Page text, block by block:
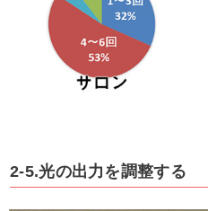
2-5.光の出力を調整する